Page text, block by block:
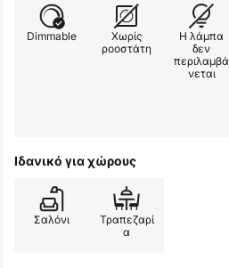
Dimmable
Χωρίς
ροοστάτη
Η λάμπα
δεν
περιλαμβά
νεται
Ιδανικό για χώρους
Σαλόνι
Τραπεζαρί
α